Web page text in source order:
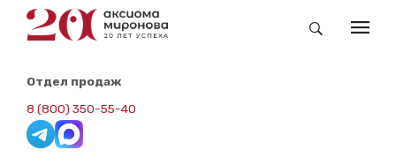
Заказные Обои Newmor
Отдел продаж
8 (800) 350-55-40